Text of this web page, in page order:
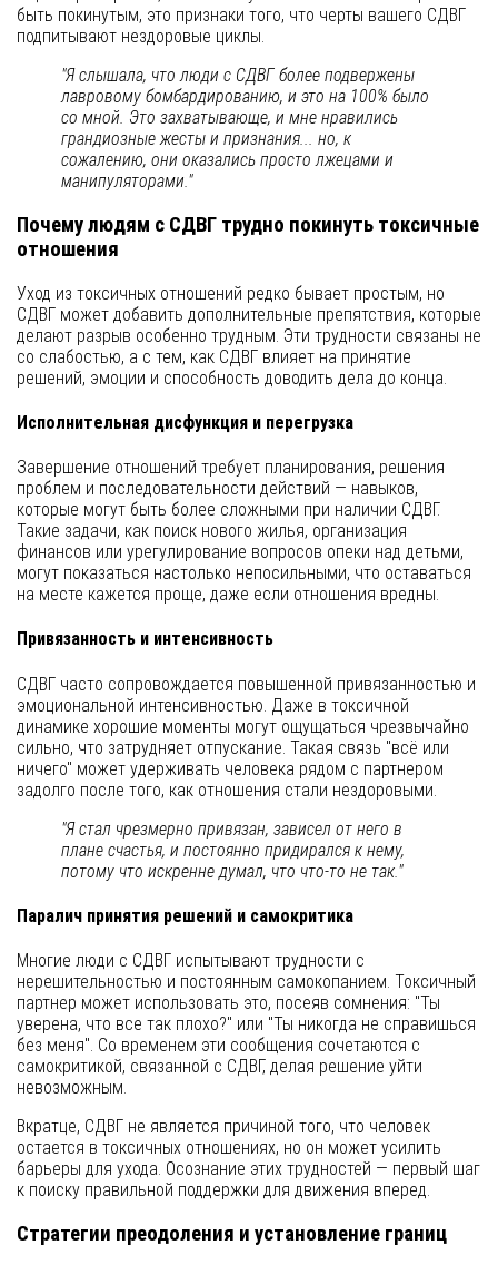
быть покинутым, это признаки того, что черты вашего СДВГ
подпитывают нездоровые циклы.
"Я слышала, что люди с СДВГ более подвержены
лавровому бомбардированию, и это на 100% было
со мной. Это захватывающе, и мне нравились
грандиозные жесты и признания... но, к
сожалению, они оказались просто лжецами и
манипуляторами."
Почему людям с СДВГ трудно покинуть токсичные
отношения
Уход из токсичных отношений редко бывает простым, но
СДВГ может добавить дополнительные препятствия, которые
делают разрыв особенно трудным. Эти трудности связаны не
со слабостью, а с тем, как СДВГ влияет на принятие
решений, эмоции и способность доводить дела до конца.
Исполнительная дисфункция и перегрузка
Завершение отношений требует планирования, решения
проблем и последовательности действий — навыков,
которые могут быть более сложными при наличии СДВГ.
Такие задачи, как поиск нового жилья, организация
финансов или урегулирование вопросов опеки над детьми,
могут показаться настолько непосильными, что оставаться
на месте кажется проще, даже если отношения вредны.
Привязанность и интенсивность
СДВГ часто сопровождается повышенной привязанностью и
эмоциональной интенсивностью. Даже в токсичной
динамике хорошие моменты могут ощущаться чрезвычайно
сильно, что затрудняет отпускание. Такая связь "всё или
ничего" может удерживать человека рядом с партнером
задолго после того, как отношения стали нездоровыми.
"Я стал чрезмерно привязан, зависел от него в
плане счастья, и постоянно придирался к нему,
потому что искренне думал, что что-то не так."
Паралич принятия решений и самокритика
Многие люди с СДВГ испытывают трудности с
нерешительностью и постоянным самокопанием. Токсичный
партнер может использовать это, посеяв сомнения: "Ты
уверена, что все так плохо?" или "Ты никогда не справишься
без меня". Со временем эти сообщения сочетаются с
самокритикой, связанной с СДВГ, делая решение уйти
невозможным.
Вкратце, СДВГ не является причиной того, что человек
остается в токсичных отношениях, но он может усилить
барьеры для ухода. Осознание этих трудностей — первый шаг
к поиску правильной поддержки для движения вперед.
Стратегии преодоления и установление границ